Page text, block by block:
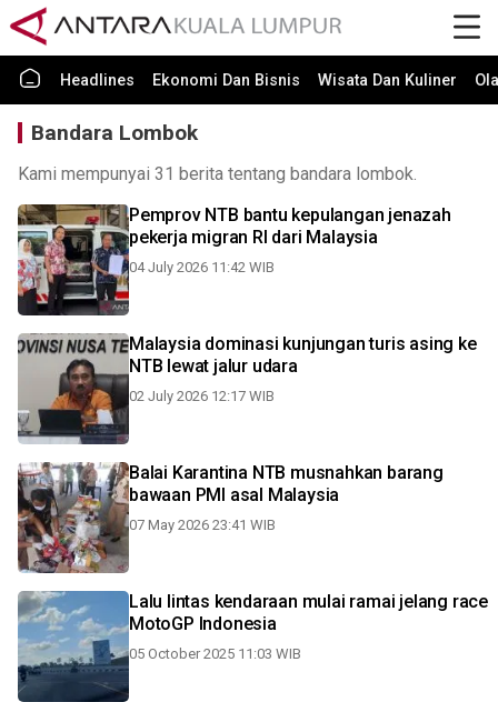
Headlines Ekonomi Dan Bisnis Wisata Dan Kuliner
Bandara Lombok
Kami mempunyai 31 berita tentang bandara lombok.
Pemprov NTB bantu kepulangan jenazah
pekerja migran RI dari Malaysia
04 July 2026 11:42 WIB
Malaysia dominasi kunjungan turis asing ke
NTB lewat jalur udara
02 July 2026 12:17 WIB
Balai Karantina NTB musnahkan barang
bawaan PMI asal Malaysia
07 May 2026 23:41 WIB
Lalu lintas kendaraan mulai ramai jelang race
MotoGP Indonesia
05 October 2025 11:03 WIB